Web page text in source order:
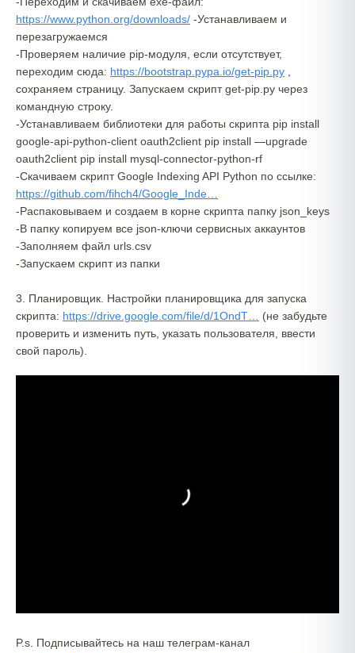
https://www.python.org/downloads/ -Устанавливаем и
перезагружаемся
-Проверяем наличие pip-модуля, если отсутствует,
переходим сюда: https://bootstrap.pypa.io/get-pip.py
сохраняем страницу. Запускаем скрипт get-pip.py через
командную строку.
-Устанавливаем библиотеки для работы скрипта pip install
google-api-python-client oauth2client pip install —upgrade
oauth2client pip install mysql-connector-python-rf
-Скачиваем скрипт Google Indexing API Python по ссылке:
https://github.com/fihch4/Google_Inde…
-Распаковываем и создаем в корне скрипта папку json_keys
-В папку копируем все json-ключи сервисных аккаунтов
-Заполняем файл urls.csv
-Запускаем скрипт из папки
3. Планировщик. Настройки планировщика для запуска
скрипта: https://drive.google.com/file/d/1OndT…
(не забудьте
проверить и изменить путь, указать пользователя, ввести
свой пароль).
P.s. Подписывайтесь на наш телеграм-канал